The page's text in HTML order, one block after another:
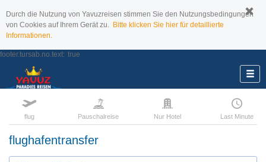
Durch die Nutzung von Yavuzreisen stimmen Sie den Nutzungsbedingungen
von Cookies auf Ihrem Gerät zu. Bitte klicken Sie hier für detaillierte
Informationen.
footer.tursab.no.text: true
flug Pauschalreise Nur Hotel Last Minute
flughafentransfer